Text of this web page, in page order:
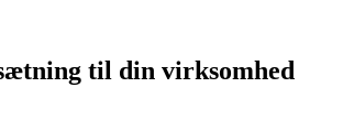
til din virksomhed